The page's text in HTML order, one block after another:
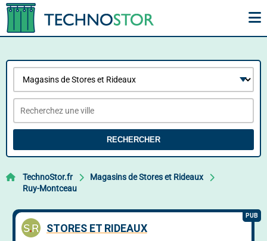
RECHERCHER
TechnoStor.fr
Magasins de Stores et Rideaux
Ruy-Montceau